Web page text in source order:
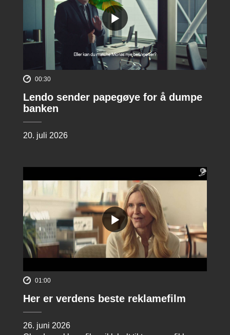
00:30
Lendo sender papegøye for å dumpe
banken
20. juli 2026
01:00
Her er verdens beste reklamefilm
26. juni 2026